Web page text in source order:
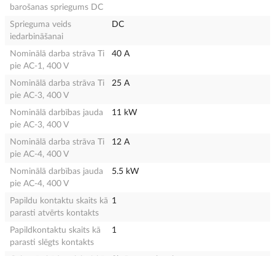
barošanas spriegums DC
Sprieguma veids
iedarbināšanai
DC
Nominālā darba strāva Ti
pie AC-1, 400 V
40 A
Nominālā darba strāva Ti
pie AC-3, 400 V
25 A
Nominālā darbības jauda
pie AC-3, 400 V
11 kW
Nominālā darba strāva Ti
pie AC-4, 400 V
12 A
Nominālā darbības jauda
pie AC-4, 400 V
5.5 kW
Papildu kontaktu skaits kā
parasti atvērts kontakts
1
Papildkontaktu skaits kā
parasti slēgts kontakts
1